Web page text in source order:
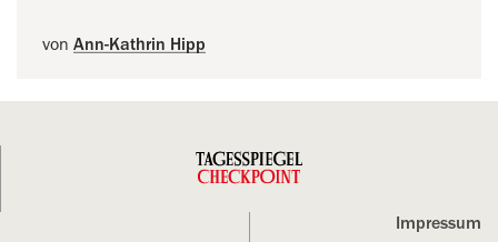
von Ann-Kathrin Hipp
Impressum